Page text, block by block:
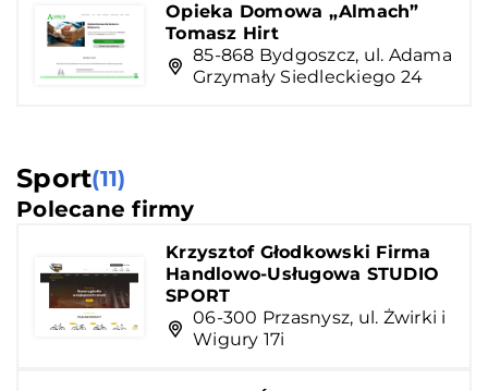
Opieka Domowa „Almach”
Tomasz Hirt
85-868 Bydgoszcz, ul. Adama
Grzymały Siedleckiego 24
Sport(11)
Polecane firmy
Krzysztof Głodkowski Firma
Handlowo-Usługowa STUDIO
SPORT
06-300 Przasnysz, ul. Żwirki i
Wigury 17i